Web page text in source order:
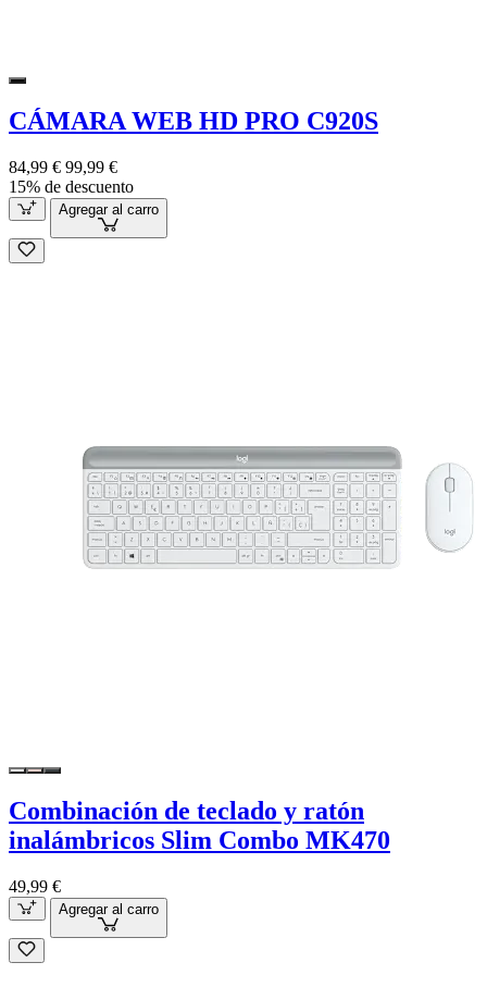
CÁMARA WEB HD PRO C920S
84,99 € 99,99 €
15% de descuento
Agregar al carro
Combinación de teclado y ratón
inalámbricos Slim Combo MK470
49,99 €
Agregar al carro